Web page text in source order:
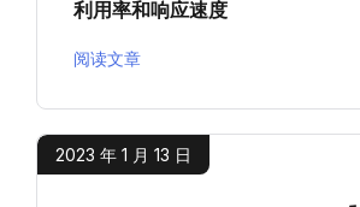
利用率和响应速度
阅读文章
2023 年 1 月 13 日